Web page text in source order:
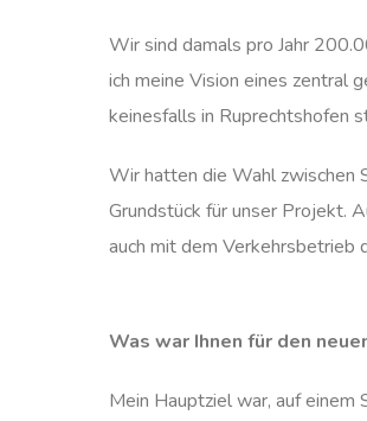
Wir sind damals pro Jahr
ich meine Vision eines zentral
keinesfalls in Ruprechtshofen
Wir hatten die Wahl zwischen
Grundstück für unser Projekt.
auch mit dem Verkehrsbetrieb
Was war Ihnen für den
Mein Hauptziel war, auf einem